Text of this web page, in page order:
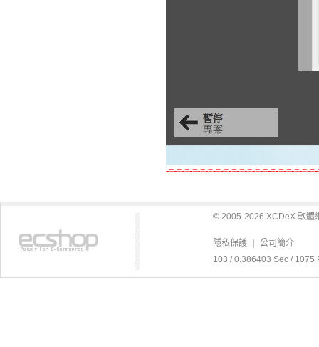
-=-=-=-=-=-=-=-=-=-=-=-=-=-=-=-=-=-=-
© 2005-2026 XCDeX 軟體
隱私保護
公司簡介
103 / 0.386403 Sec / 1075